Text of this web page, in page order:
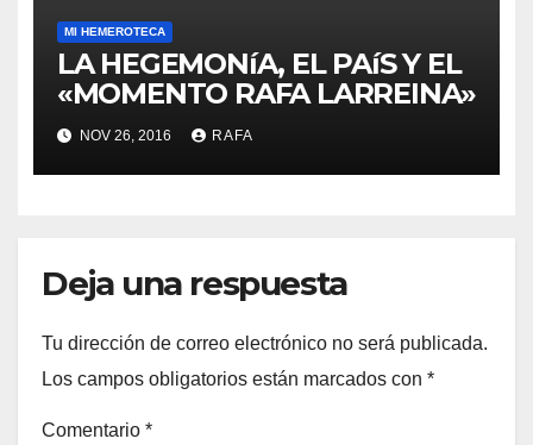
MI HEMEROTECA
LA HEGEMONíA, EL PAíS Y EL
«MOMENTO RAFA LARREINA»
NOV 26, 2016 RAFA
Deja una respuesta
Tu dirección de correo electrónico no será publicada.
Los campos obligatorios están marcados con *
Comentario *